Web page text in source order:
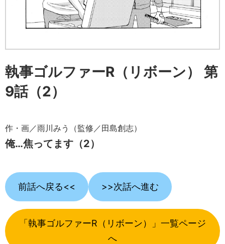
執事ゴルファーR（リボーン） 第
9話（2）
作・画／雨川みう（監修／田島創志）
俺…焦ってます（2）
前話へ戻る<< >>次話へ進む
「執事ゴルファーR（リボーン）」一覧ページ
へ